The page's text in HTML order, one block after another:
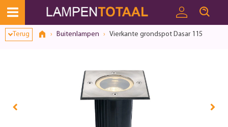
Terug Buitenlampen Vierkante grondspot Dasar 115
Toestemmingsvenster geopend